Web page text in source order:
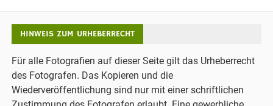
HINWEIS ZUM URHEBERRECHT
Für alle Fotografien auf dieser Seite gilt das Urheberrecht
des Fotografen. Das Kopieren und die
Wiederveröffentlichung sind nur mit einer schriftlichen